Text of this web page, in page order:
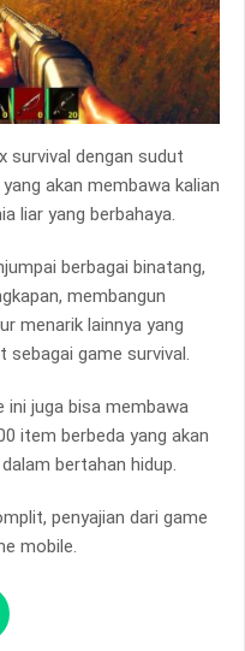
survival dengan sudut
akan membawa kalian
liar yang berbahaya.
berbagai binatang,
membangun
menarik lainnya yang
sebagai game survival.
ini juga bisa membawa
item berbeda yang akan
bertahan hidup.
penyajian dari game
mobile.